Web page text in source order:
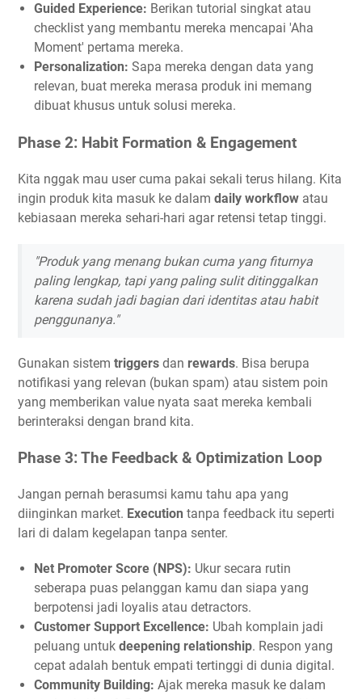
Guided Experience: Berikan tutorial singkat atau
checklist yang membantu mereka mencapai 'Aha
Moment' pertama mereka.
Personalization: Sapa mereka dengan data yang
relevan, buat mereka merasa produk ini memang
dibuat khusus untuk solusi mereka.
Phase 2: Habit Formation & Engagement
Kita nggak mau user cuma pakai sekali terus hilang. Kita
ingin produk kita masuk ke dalam daily workflow atau
kebiasaan mereka sehari-hari agar retensi tetap tinggi.
"Produk yang menang bukan cuma yang fiturnya
paling lengkap, tapi yang paling sulit ditinggalkan
karena sudah jadi bagian dari identitas atau habit
penggunanya."
Gunakan sistem triggers dan rewards. Bisa berupa
notifikasi yang relevan (bukan spam) atau sistem poin
yang memberikan value nyata saat mereka kembali
berinteraksi dengan brand kita.
Phase 3: The Feedback & Optimization Loop
Jangan pernah berasumsi kamu tahu apa yang
diinginkan market. Execution tanpa feedback itu seperti
lari di dalam kegelapan tanpa senter.
Net Promoter Score (NPS): Ukur secara rutin
seberapa puas pelanggan kamu dan siapa yang
berpotensi jadi loyalis atau detractors.
Customer Support Excellence: Ubah komplain jadi
peluang untuk deepening relationship. Respon yang
cepat adalah bentuk empati tertinggi di dunia digital.
Community Building: Ajak mereka masuk ke dalam